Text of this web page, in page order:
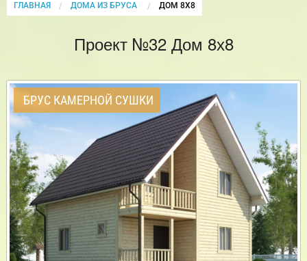
ГЛАВНАЯ ДОМА ИЗ БРУСА CURRENT:
ДОМ 8Х8
Проект №32 Дом 8х8
БРУС КАМЕРНОЙ СУШКИ